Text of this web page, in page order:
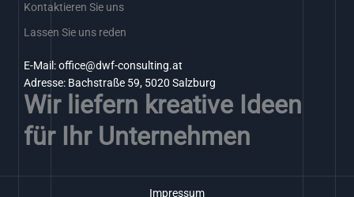
Kontaktieren Sie uns
Lassen Sie uns reden
E-Mail: office@dwf-consulting.at
Adresse: Bachstraße 59, 5020 Salzburg
Wir liefern kreative Ideen
für Ihr Unternehmen
Impressum